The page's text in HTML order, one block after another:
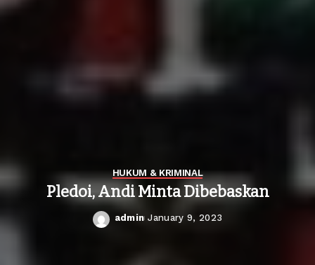
HUKUM & KRIMINAL
Pledoi, Andi Minta Dibebaskan
Posted
admin January 9, 2023